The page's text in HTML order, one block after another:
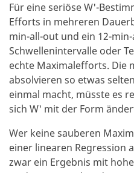
Für eine seriöse W'-
Efforts in mehreren
min-all-out und ein 12-
Schwellenintervalle oder
echte Maximalefforts. Die
absolvieren so etwas
einmal macht, müsste es
sich W' mit der Form
Wer keine sauberen
einer linearen Regression
zwar ein Ergebnis mit